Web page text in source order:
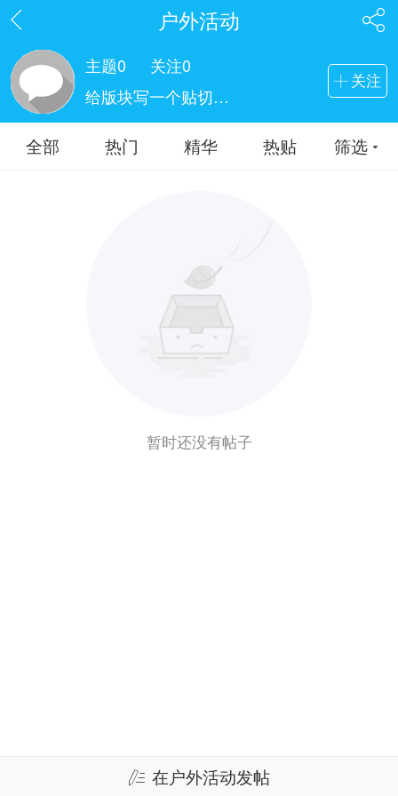
户外活动
主题0 关注0
关注
给版块写一个贴切的简介吧
全部 热门 精华 热贴 筛选
暂时还没有帖子
在户外活动发帖